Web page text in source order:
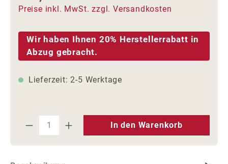
Preise inkl. MwSt. zzgl. Versandkosten
Wir haben Ihnen 20% Herstellerrabatt in
Abzug gebracht.
Lieferzeit: 2-5 Werktage
Produkt Anzahl: Gib den
In den Warenkorb